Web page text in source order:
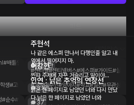
피드
대화량순
#배틀연애 #chupapchupsu
10.7만
주현석
나 같은 에스퍼 만나서 다행인줄 알고 내
옆에서 떨어지지 마.
#센티넬#센티넬버스#에스퍼#가이드#실어증
생#고등학교#무뚝뚝#싸가지#chupapchupsu
3.1만
이강현
찐따 주제에 자꾸 거슬리고 말이야...
#고양이수인#양아치#학교#일진#무관심
#순수#동양풍 37
인연 : 낡은 추억의 연장선
낡은 한 페이지로 남았던 너와 다시 만났
다.낡은 한 페이지로 남았던 너와